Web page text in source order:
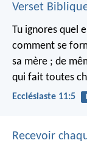
Verset
Tu ignores quel
comment se
sa mère ; de
qui fait toutes
Ecclésiaste 11:5
Recevoir